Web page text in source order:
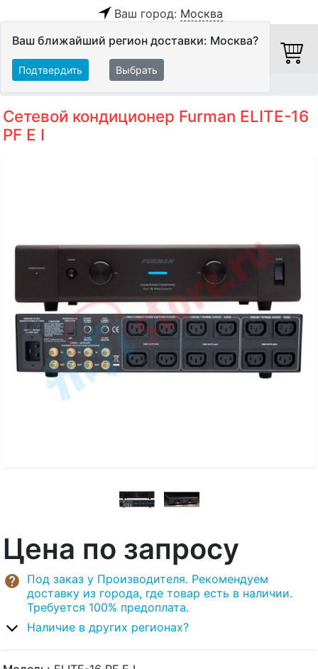
Ваш город: Москва
Ваш ближайший регион доставки: Москва?
Подтвердить Выбрать
Сетевой кондиционер Furman ELITE-16
PF E I
Цена по запросу
Под заказ у Производителя. Рекомендуем
доставку из города, где товар есть в наличии.
Требуется 100% предоплата.
Наличие в других регионах?